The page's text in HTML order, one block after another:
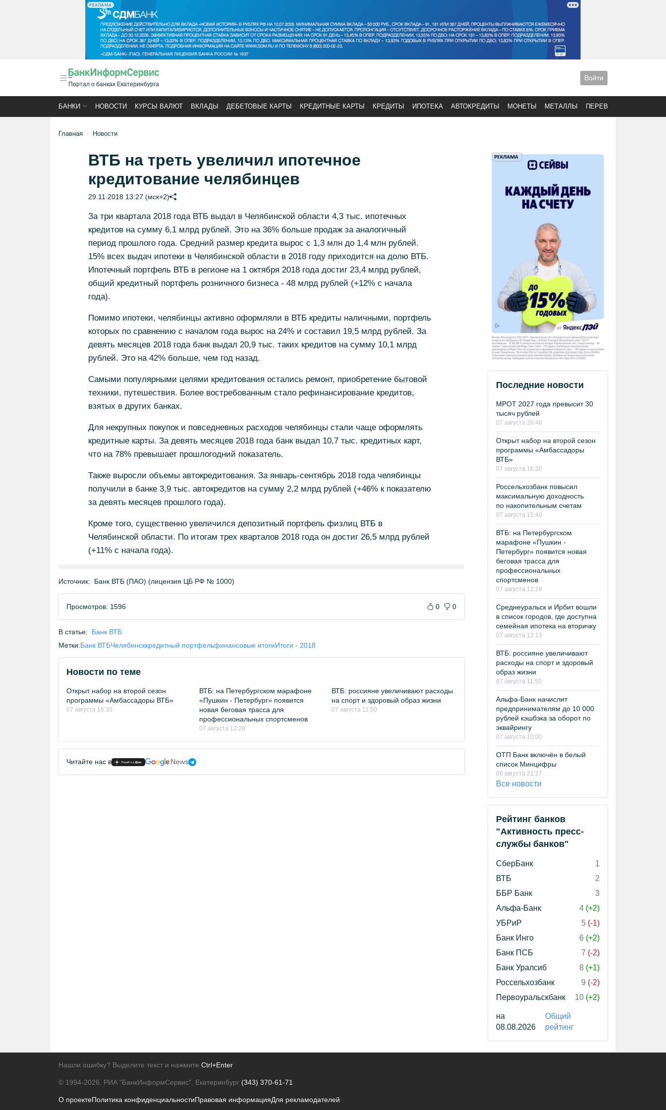
РЕКЛАМА
Портал о банках Екатеринбурга
Войти
БАНКИ НОВОСТИ КУРСЫ ВАЛЮТ ВКЛАДЫ ДЕБЕТОВЫЕ КАРТЫ КРЕДИТНЫЕ КАРТЫ КРЕДИТЫ ИПОТЕКА АВТОКРЕДИТЫ МОНЕТЫ МЕТАЛЛЫ ПЕРЕВОДЫ
Главная Новости
ВТБ на треть увеличил ипотечное
кредитование челябинцев
29.11.2018 13:27 (мск+2)
За три квартала 2018 года ВТБ выдал в Челябинской области 4,3 тыс. ипотечных
кредитов на сумму 6,1 млрд рублей. Это на 36% больше продаж за аналогичный
период прошлого года. Средний размер кредита вырос с 1,3 млн до 1,4 млн рублей.
15% всех выдач ипотеки в Челябинской области в 2018 году приходится на долю ВТБ.
Ипотечный портфель ВТБ в регионе на 1 октября 2018 года достиг 23,4 млрд рублей,
общий кредитный портфель розничного бизнеса - 48 млрд рублей (+12% с начала
года).
Помимо ипотеки, челябинцы активно оформляли в ВТБ кредиты наличными, портфель
которых по сравнению с началом года вырос на 24% и составил 19,5 млрд рублей. За
девять месяцев 2018 года банк выдал 20,9 тыс. таких кредитов на сумму 10,1 млрд
рублей. Это на 42% больше, чем год назад.
Самыми популярными целями кредитования остались ремонт, приобретение бытовой
техники, путешествия. Более востребованным стало рефинансирование кредитов,
взятых в других банках.
Для некрупных покупок и повседневных расходов челябинцы стали чаще оформлять
кредитные карты. За девять месяцев 2018 года банк выдал 10,7 тыс. кредитных карт,
что на 78% превышает прошлогодний показатель.
Также выросли объемы автокредитования. За январь-сентябрь 2018 года челябинцы
получили в банке 3,9 тыс. автокредитов на сумму 2,2 млрд рублей (+46% к показателю
за девять месяцев прошлого года).
Кроме того, существенно увеличился депозитный портфель физлиц ВТБ в
Челябинской области. По итогам трех кварталов 2018 года он достиг 26,5 млрд рублей
(+11% с начала года).
Источник: Банк ВТБ (ПАО) (лицензия ЦБ РФ № 1000)
Просмотров: 1596 0 0
В статье:
Банк ВТБ
Метки:Банк ВТБЧелябинсккредитный портфельфинансовые итогиИтоги - 2018
Новости по теме
Открыт набор на второй сезон
программы «Амбассадоры ВТБ»
07 августа 16:30
ВТБ: на Петербургском марафоне
«Пушкин - Петербург» появится
новая беговая трасса для
профессиональных спортсменов
07 августа 12:28
ВТБ: россияне увеличивают расходы
на спорт и здоровый образ жизни
07 августа 11:50
Читайте нас в
Последние новости
МРОТ 2027 года превысит 30
тысяч рублей
07 августа 20:46
Открыт набор на второй сезон
программы «Амбассадоры
ВТБ»
07 августа 16:30
Россельхозбанк повысил
максимальную доходность
по накопительным счетам
07 августа 15:40
ВТБ: на Петербургском
марафоне «Пушкин -
Петербург» появится новая
беговая трасса для
профессиональных
спортсменов
07 августа 12:28
Среднеуральск и Ирбит вошли
в список городов, где доступна
семейная ипотека на вторичку
07 августа 12:13
ВТБ: россияне увеличивают
расходы на спорт и здоровый
образ жизни
07 августа 11:50
Альфа-Банк начислит
предпринимателям до 10 000
рублей кэшбэка за оборот по
эквайрингу
07 августа 10:00
ОТП Банк включён в белый
список Минцифры
06 августа 21:27
Все новости
Рейтинг банков
"Активность пресс-
службы банков"
СберБанк
1
ВТБ
2
ББР Банк
3
Альфа-Банк
4 (+2)
УБРиР
5 (-1)
Банк Инго
6 (+2)
Банк ПСБ
7 (-2)
Банк Уралсиб
8 (+1)
Россельхозбанк
9 (-2)
Первоуральскбанк
10 (+2)
на
08.08.2026
Общий
рейтинг
Нашли ошибку? Выделите текст и нажмите Ctrl+Enter
© 1994-2026. РИА "БанкИнформСервис". Екатеринбург (343) 370-61-71
О проектеПолитика конфиденциальностиПравовая информацияДля рекламодателей